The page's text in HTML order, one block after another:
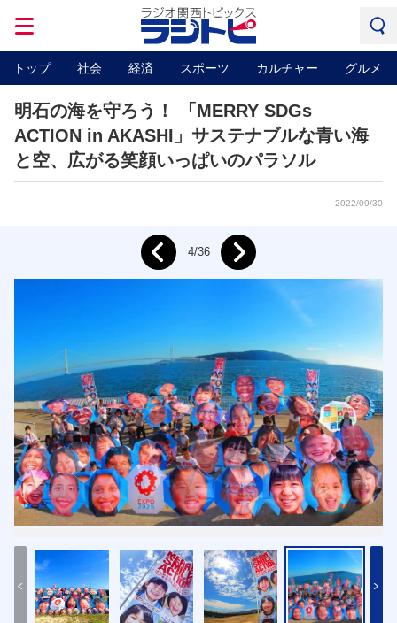
トップ 社会 経済 スポーツ カルチャー グルメ
明石の海を守ろう！ 「MERRY SDGs
ACTION in AKASHI」サステナブルな青い海
と空、広がる笑顔いっぱいのパラソル
2022/09/30
4/36